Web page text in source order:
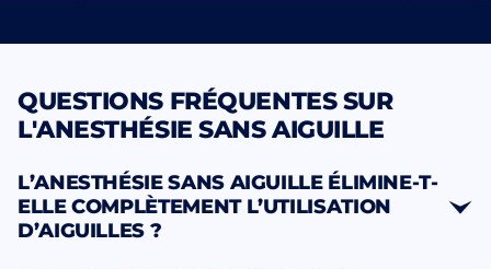
QUESTIONS FRÉQUENTES SUR
L'ANESTHÉSIE SANS AIGUILLE
L’ANESTHÉSIE SANS AIGUILLE ÉLIMINE-T-
ELLE COMPLÈTEMENT L’UTILISATION
D’AIGUILLES ?